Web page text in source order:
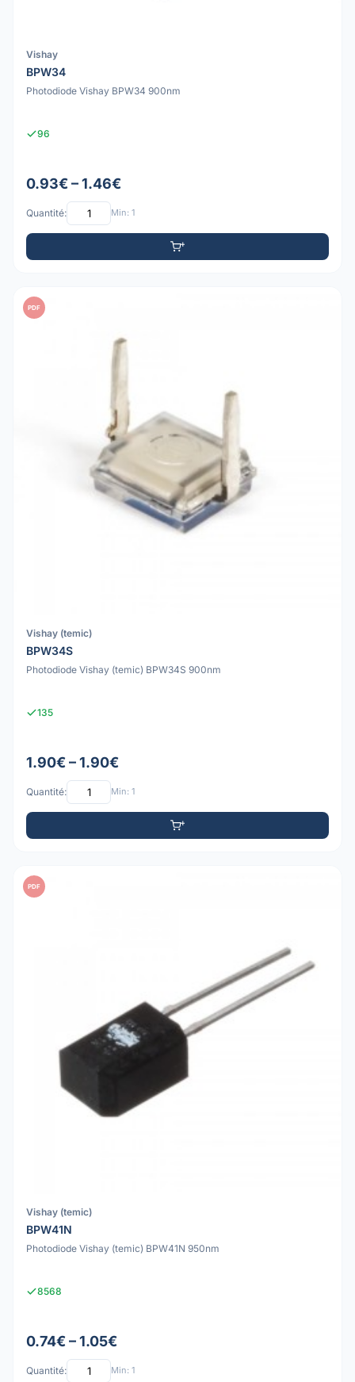
Vishay
BPW34
Photodiode Vishay BPW34 900nm
96
0.93€ – 1.46€
Quantité: Min: 1
PDF
Vishay (temic)
BPW34S
Photodiode Vishay (temic) BPW34S 900nm
135
1.90€ – 1.90€
Quantité: Min: 1
PDF
Vishay (temic)
BPW41N
Photodiode Vishay (temic) BPW41N 950nm
8568
0.74€ – 1.05€
Quantité: Min: 1